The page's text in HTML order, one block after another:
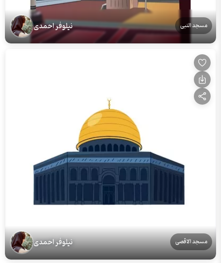
مسجد النبی نیلوفر احمدی
مسجد الاقصی نیلوفر احمدی